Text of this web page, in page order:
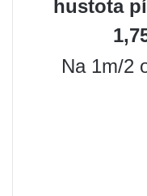
hustota
Na 1m/2